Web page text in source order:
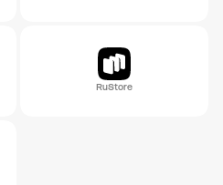
RuStore